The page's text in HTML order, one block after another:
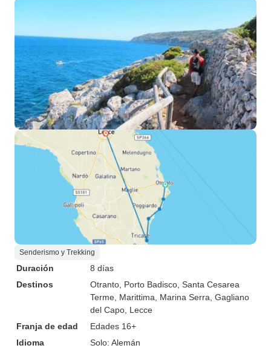
Senderismo y Trekking
Duración
8 días
Destinos
Otranto , Porto Badisco , Santa Cesarea
Terme , Marittima , Marina Serra , Gagliano
del Capo , Lecce
Franja de edad
Edades 16+
Idioma
Solo: Alemán